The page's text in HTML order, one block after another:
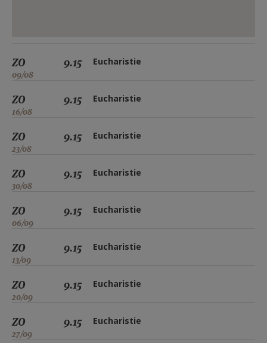
ZO
09/08
9.15 Eucharistie
ZO
16/08
9.15 Eucharistie
ZO
23/08
9.15 Eucharistie
ZO
30/08
9.15 Eucharistie
ZO
06/09
9.15 Eucharistie
ZO
13/09
9.15 Eucharistie
ZO
20/09
9.15 Eucharistie
ZO
27/09
9.15 Eucharistie